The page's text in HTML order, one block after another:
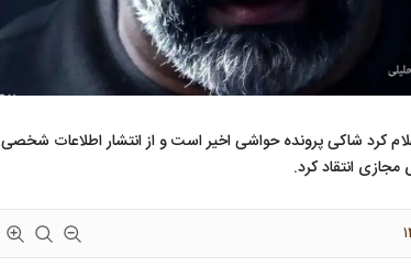
کرد شاکی پرونده حواشی اخیر است و از انتشار اطلاعات شخصی
انتقاد کرد.